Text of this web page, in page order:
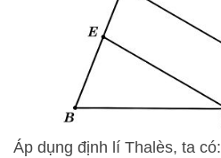
Áp dụng định lí Thalès, ta có: